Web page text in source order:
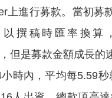
上進行募款。當初募
以撰稿時匯率換算
但是募款金額成長的
時內，平均每5.59秒